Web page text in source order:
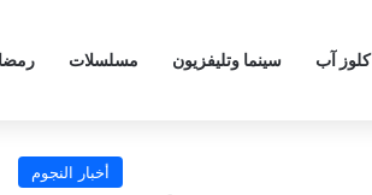
كلوز آب سينما وتليفزيون مسلسلات
أخبار النجوم